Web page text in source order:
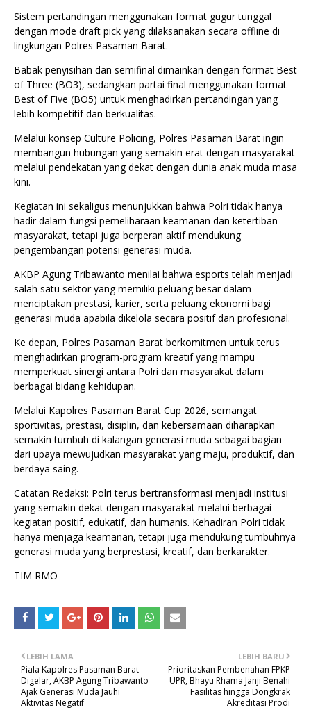
Sistem pertandingan menggunakan format gugur tunggal
dengan mode draft pick yang dilaksanakan secara offline di
lingkungan Polres Pasaman Barat.
Babak penyisihan dan semifinal dimainkan dengan format Best
of Three (BO3), sedangkan partai final menggunakan format
Best of Five (BO5) untuk menghadirkan pertandingan yang
lebih kompetitif dan berkualitas.
Melalui konsep Culture Policing, Polres Pasaman Barat ingin
membangun hubungan yang semakin erat dengan masyarakat
melalui pendekatan yang dekat dengan dunia anak muda masa
kini.
Kegiatan ini sekaligus menunjukkan bahwa Polri tidak hanya
hadir dalam fungsi pemeliharaan keamanan dan ketertiban
masyarakat, tetapi juga berperan aktif mendukung
pengembangan potensi generasi muda.
AKBP Agung Tribawanto menilai bahwa esports telah menjadi
salah satu sektor yang memiliki peluang besar dalam
menciptakan prestasi, karier, serta peluang ekonomi bagi
generasi muda apabila dikelola secara positif dan profesional.
Ke depan, Polres Pasaman Barat berkomitmen untuk terus
menghadirkan program-program kreatif yang mampu
memperkuat sinergi antara Polri dan masyarakat dalam
berbagai bidang kehidupan.
Melalui Kapolres Pasaman Barat Cup 2026, semangat
sportivitas, prestasi, disiplin, dan kebersamaan diharapkan
semakin tumbuh di kalangan generasi muda sebagai bagian
dari upaya mewujudkan masyarakat yang maju, produktif, dan
berdaya saing.
Catatan Redaksi: Polri terus bertransformasi menjadi institusi
yang semakin dekat dengan masyarakat melalui berbagai
kegiatan positif, edukatif, dan humanis. Kehadiran Polri tidak
hanya menjaga keamanan, tetapi juga mendukung tumbuhnya
generasi muda yang berprestasi, kreatif, dan berkarakter.
TIM RMO
LEBIH BARU
Prioritaskan Pembenahan FPKP
UPR, Bhayu Rhama Janji Benahi
Fasilitas hingga Dongkrak
Akreditasi Prodi
LEBIH LAMA
Piala Kapolres Pasaman Barat
Digelar, AKBP Agung Tribawanto
Ajak Generasi Muda Jauhi
Aktivitas Negatif